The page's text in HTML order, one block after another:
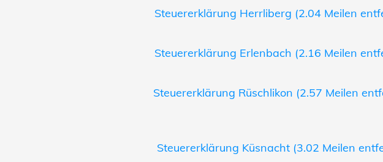
Steuererklärung Herrliberg (2.04 Meilen
Steuererklärung Erlenbach (2.16 Meilen
Steuererklärung Rüschlikon (2.57 Meilen
Steuererklärung Küsnacht (3.02 Meilen